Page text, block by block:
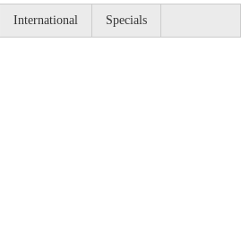
International Specials